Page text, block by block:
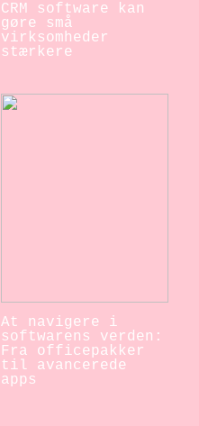
CRM software kan
gøre små
virksomheder
stærkere
At navigere i
softwarens verden:
Fra officepakker
til avancerede
apps